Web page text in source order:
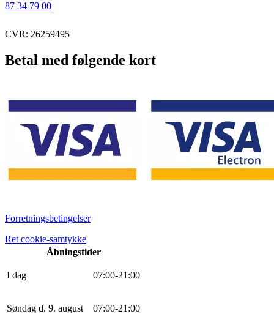
87 34 79 00
CVR: 26259495
Betal med følgende kort
Forretningsbetingelser
Ret cookie-samtykke
Åbningstider
I dag 07:00-21 :00
Søndag d. 9. august 07:00-21 :00